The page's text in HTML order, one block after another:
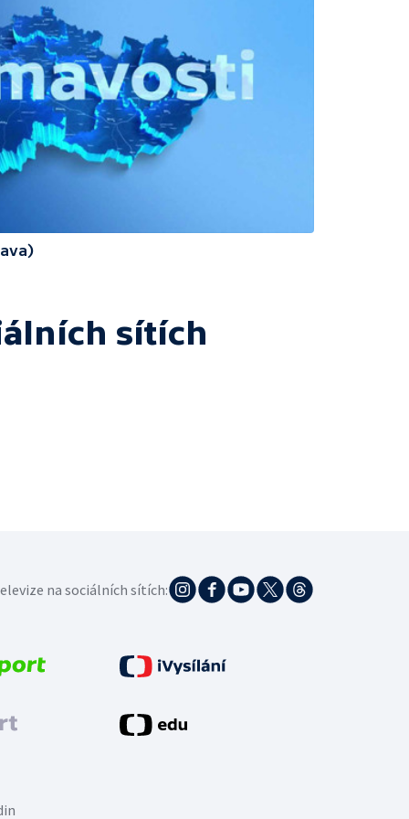
sítích
na sociálních sítích: